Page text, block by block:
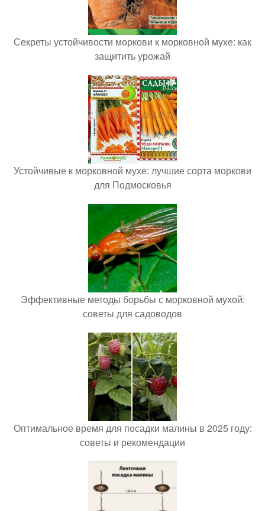
Секреты устойчивости моркови к морковной мухе: как
защитить урожай
Устойчивые к морковной мухе: лучшие сорта моркови
для Подмосковья
Эффективные методы борьбы с морковной мухой:
советы для садоводов
Оптимальное время для посадки малины в 2025 году:
советы и рекомендации